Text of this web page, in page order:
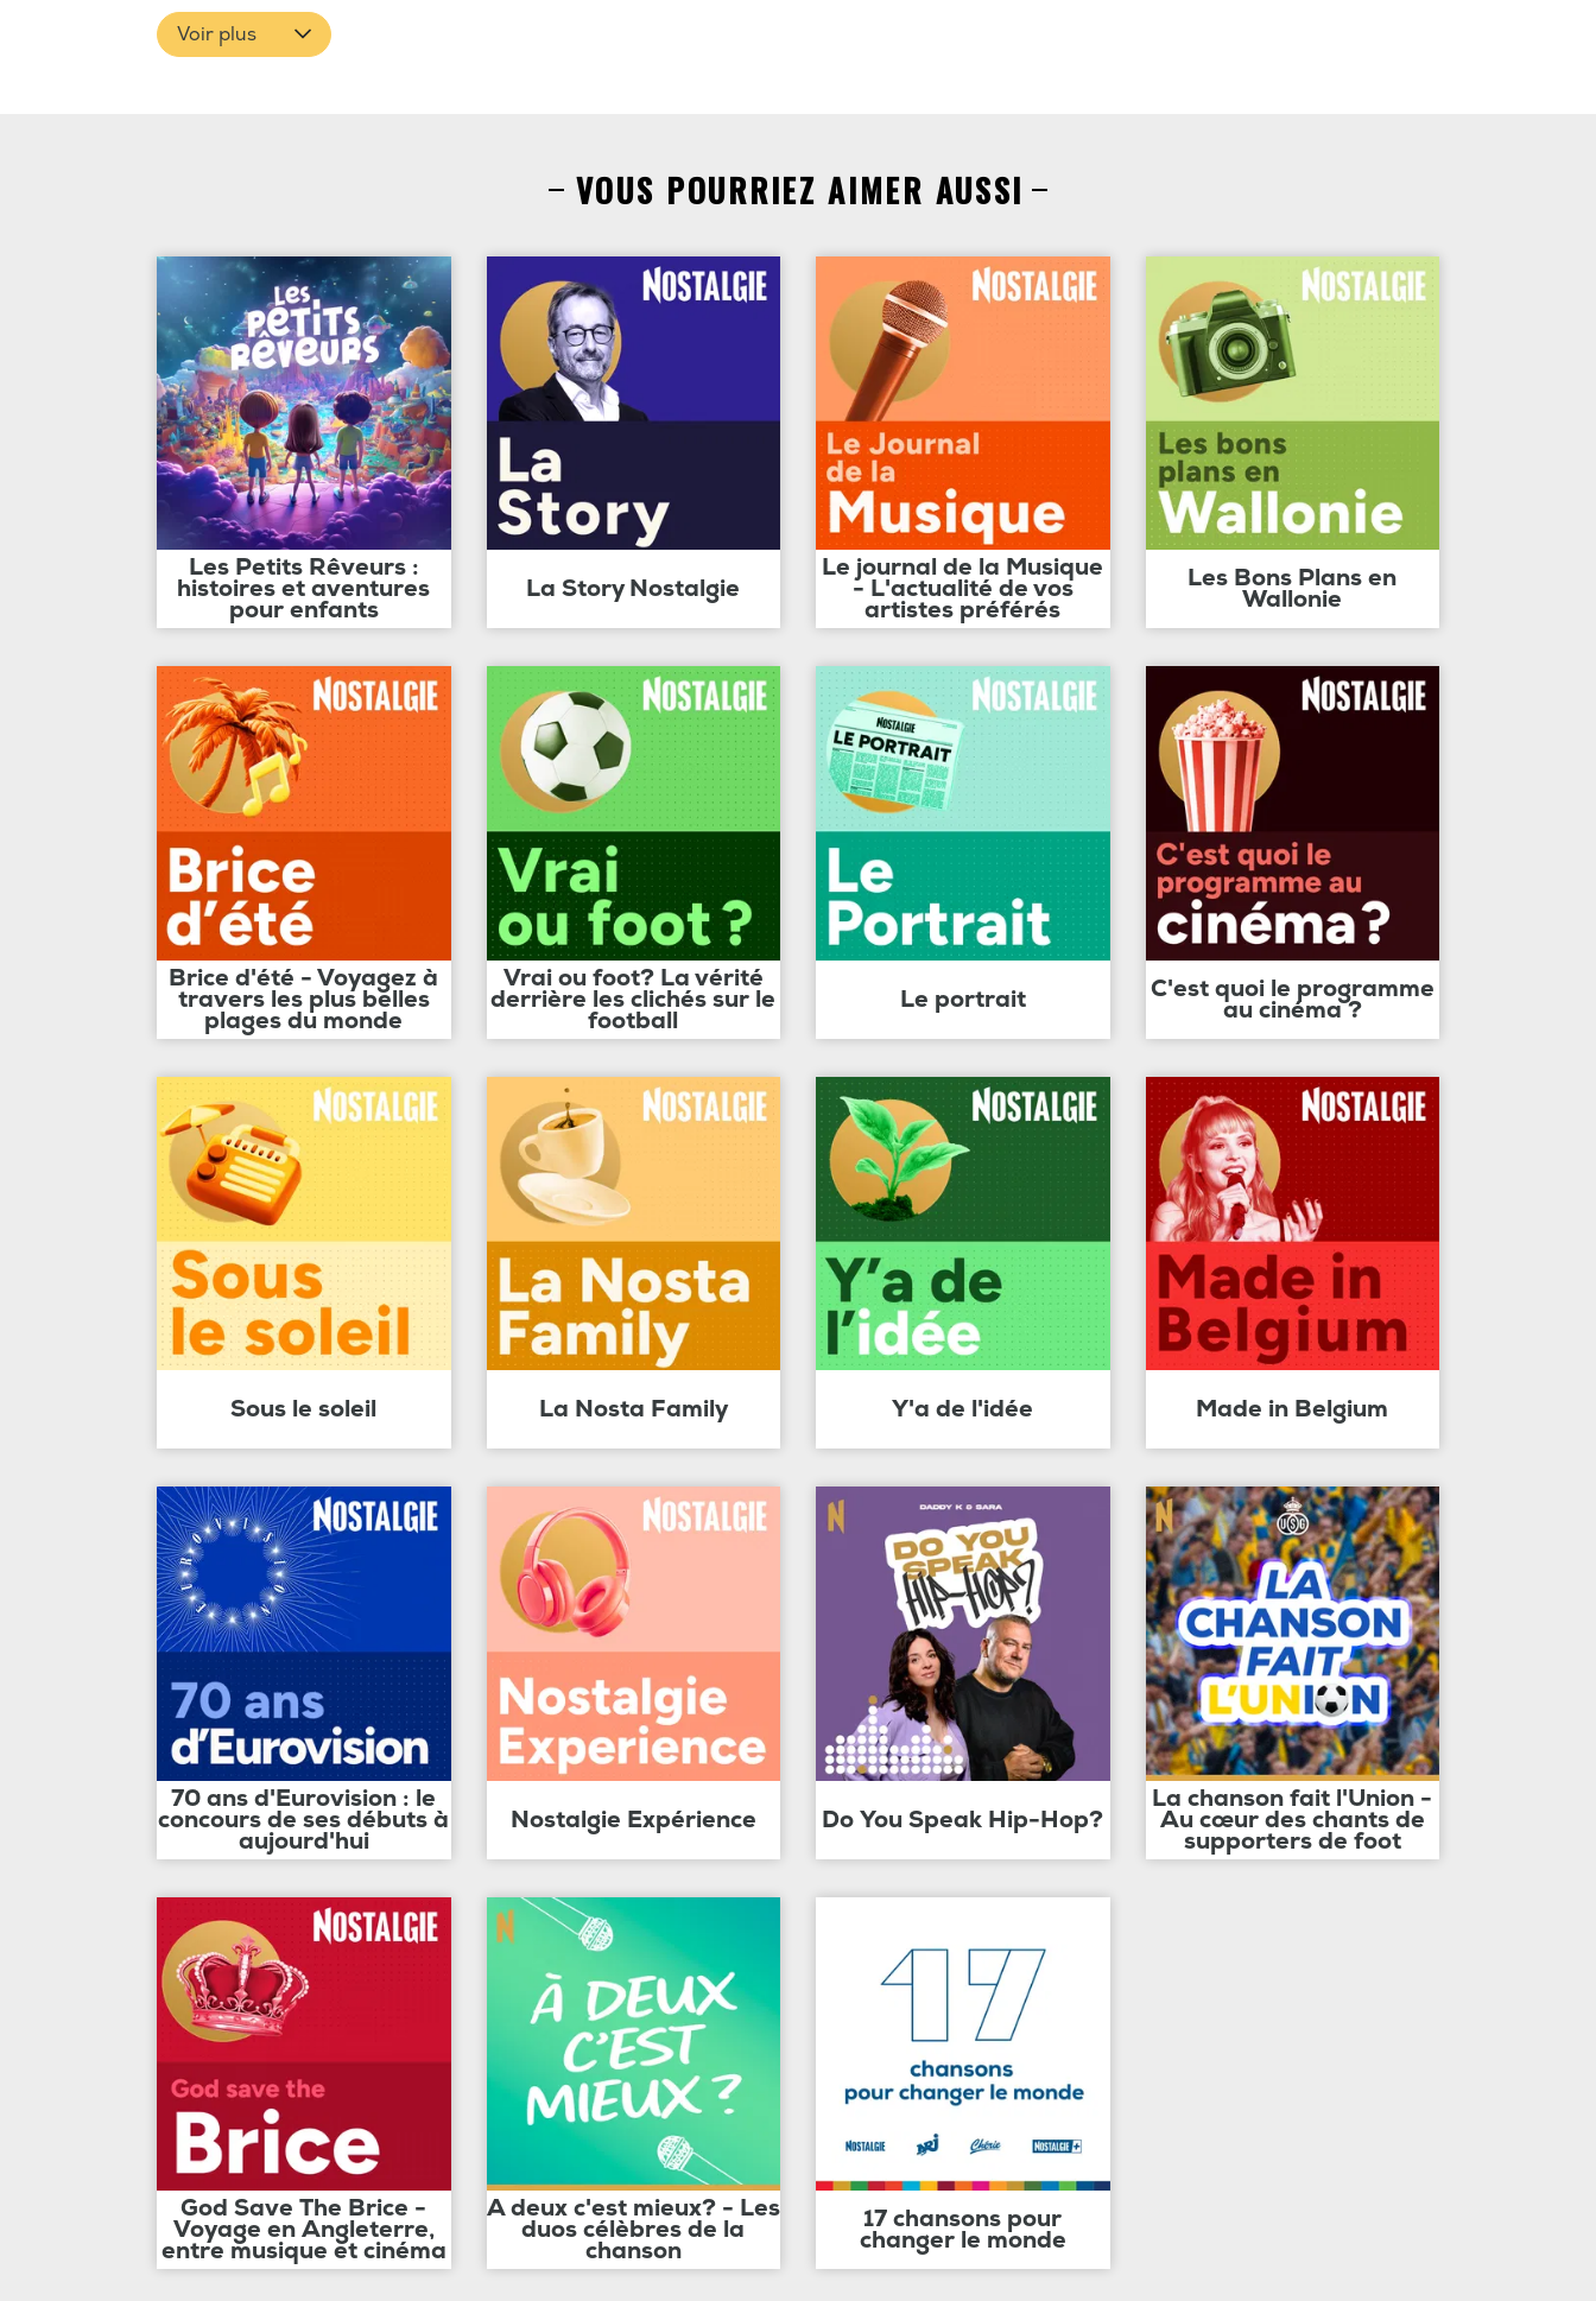
Voir plus
VOUS POURRIEZ AIMER AUSSI
Les Petits Rêveurs :
histoires et aventures
pour enfants
La Story Nostalgie
Le journal de la Musique
- L'actualité de vos
artistes préférés
Les Bons Plans en
Wallonie
Brice d'été - Voyagez à
travers les plus belles
plages du monde
Vrai ou foot? La vérité
derrière les clichés sur le
football
Le portrait C'est quoi le programme
au cinéma ?
Sous le soleil La Nosta Family Y'a de l'idée Made in Belgium
70 ans d'Eurovision : le
concours de ses débuts à
aujourd'hui
Nostalgie Expérience Do You Speak Hip-Hop?
La chanson fait l'Union -
Au cœur des chants de
supporters de foot
God Save The Brice -
Voyage en Angleterre,
entre musique et cinéma
A deux c'est mieux? - Les
duos célèbres de la
chanson
17 chansons pour
changer le monde